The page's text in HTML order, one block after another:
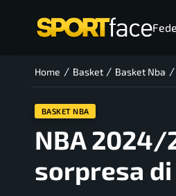
Home / Basket / Basket Nba /
BASKET NBA
NBA 2024/
sorpresa